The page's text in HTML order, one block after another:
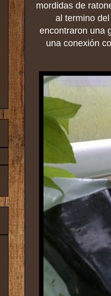
mordidas de
al termino
encontraron una
una conexión